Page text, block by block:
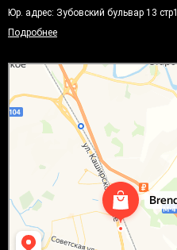
Юр. адрес: Зубовский бульвар 13 стр1
Подробнее